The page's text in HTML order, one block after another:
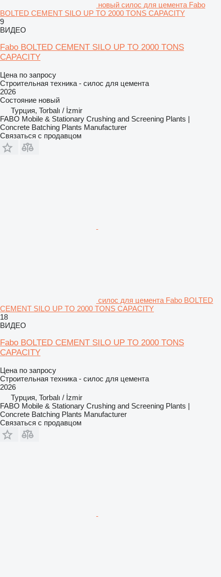
новый силос для цемента Fabo
BOLTED CEMENT SILO UP TO 2000 TONS CAPACITY
9
ВИДЕО
Fabo BOLTED CEMENT SILO UP TO 2000 TONS
CAPACITY
Цена по запросу
Строительная техника - силос для цемента
2026
Состояние новый
Турция, Torbalı / İzmir
FABO Mobile & Stationary Crushing and Screening Plants |
Concrete Batching Plants Manufacturer
Связаться с продавцом
силос для цемента Fabo BOLTED
CEMENT SILO UP TO 2000 TONS CAPACITY
18
ВИДЕО
Fabo BOLTED CEMENT SILO UP TO 2000 TONS
CAPACITY
Цена по запросу
Строительная техника - силос для цемента
2026
Турция, Torbalı / İzmir
FABO Mobile & Stationary Crushing and Screening Plants |
Concrete Batching Plants Manufacturer
Связаться с продавцом